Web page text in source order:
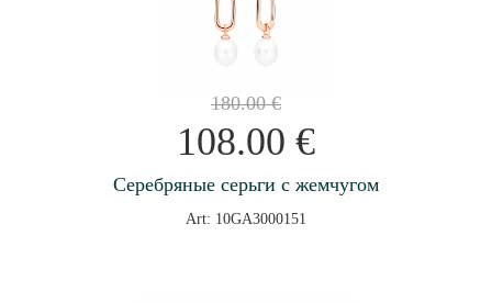
180.00€
108.00 €
Серебряные серьги с жемчугом
Art: 10GA3000151